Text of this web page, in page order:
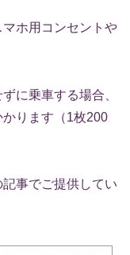
ホ用コンセントや
に乗車する場合、
かります（1枚200
事でご提供してい